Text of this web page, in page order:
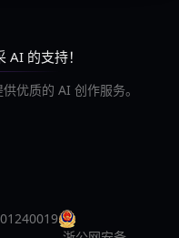
的支持！
优质的 AI 创作服务。